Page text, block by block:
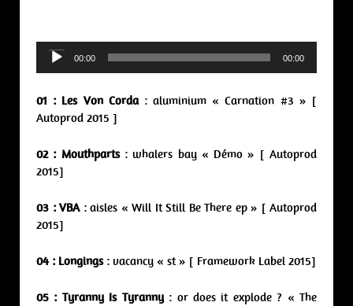
Audio
Player
00:00 00:00
01 : Les Von Corda : aluminium « Carnation #3 » [
Autoprod 2015 ]
02 : Mouthparts : whalers bay « Démo » [ Autoprod
2015]
03 : VBA : aisles « Will It Still Be There ep » [ Autoprod
2015]
04 : Longings: vacancy « st » [ Framework Label 2015]
05 : Tyranny Is Tyranny: or does it explode ? « The